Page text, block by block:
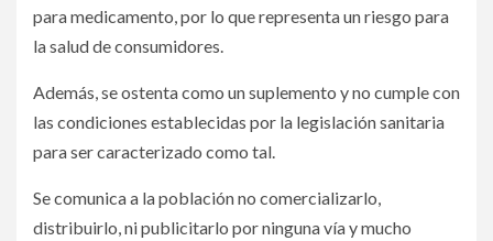
para medicamento, por lo que representa un riesgo para
la salud de consumidores.
Además, se ostenta como un suplemento y no cumple con
las condiciones establecidas por la legislación sanitaria
para ser caracterizado como tal.
Se comunica a la población no comercializarlo,
distribuirlo, ni publicitarlo por ninguna vía y mucho